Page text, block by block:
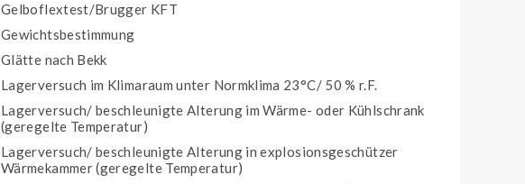
Gelboflextest/Brugger KFT
Gewichtsbestimmung
Glätte nach Bekk
Lagerversuch im Klimaraum unter Normklima 23°C/ 50 % r.F.
Lagerversuch/ beschleunigte Alterung im Wärme- oder Kühlschrank
(geregelte Temperatur)
Lagerversuch/ beschleunigte Alterung in explosionsgeschützer
Wärmekammer (geregelte Temperatur)